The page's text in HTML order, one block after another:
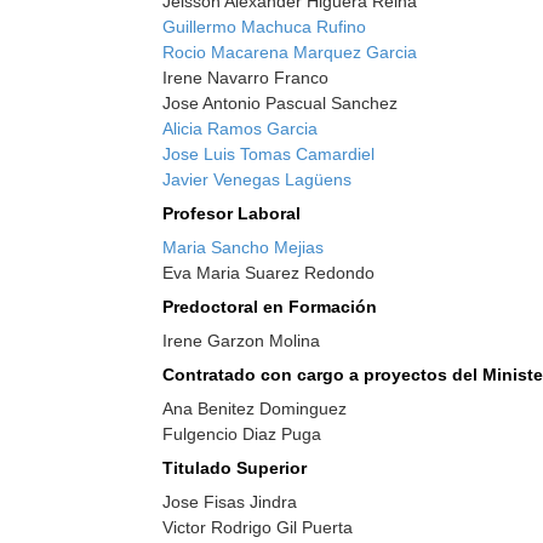
Guillermo Machuca Rufino
Rocio Macarena Marquez Garcia
Irene Navarro Franco
Jose Antonio Pascual Sanchez
Alicia Ramos Garcia
Jose Luis Tomas Camardiel
Javier Venegas Lagüens
Profesor Laboral
Maria Sancho Mejias
Eva Maria Suarez Redondo
Predoctoral en Formación
Irene Garzon Molina
Contratado con cargo a proyectos del
Ana Benitez Dominguez
Fulgencio Diaz Puga
Titulado Superior
Jose Fisas Jindra
Victor Rodrigo Gil Puerta